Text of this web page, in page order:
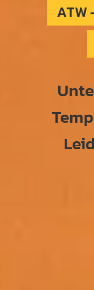
ATW